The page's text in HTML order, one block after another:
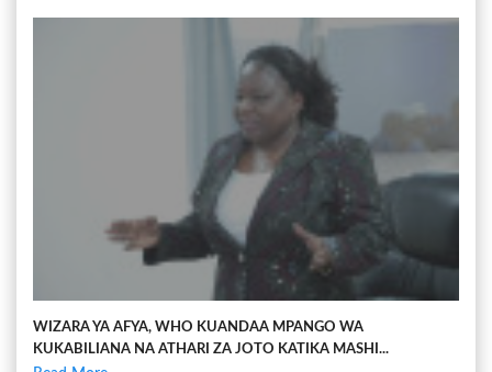
WIZARA YA AFYA, WHO KUANDAA MPANGO WA
KUKABILIANA NA ATHARI ZA JOTO KATIKA MASHI...